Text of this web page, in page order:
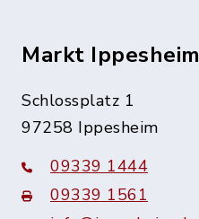
Markt Ippesheim
Schlossplatz 1
97258 Ippesheim
09339 1444
09339 1561